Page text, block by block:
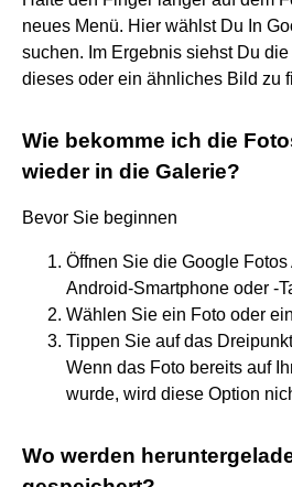
neues Menü. Hier wählst Du In
suchen. Im Ergebnis siehst Du
dieses oder ein ähnliches Bild zu
Wie bekomme ich die
wieder in die Galerie?
Bevor Sie beginnen
Öffnen Sie die Google Fotos
Android-Smartphone oder -
Wählen Sie ein Foto oder
Tippen Sie auf das
Wenn das Foto bereits auf
wurde, wird diese Option
Wo werden